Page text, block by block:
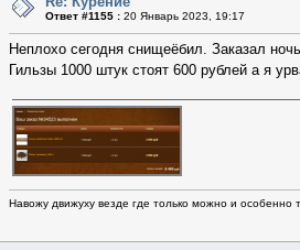
Ответ #1155 : 20 Январь 2023, 19:17
Неплохо сегодня снищеёбил. Заказал
Гильзы 1000 штук стоят 600 рублей а я
Навожу движуху везде где только можно и особенно